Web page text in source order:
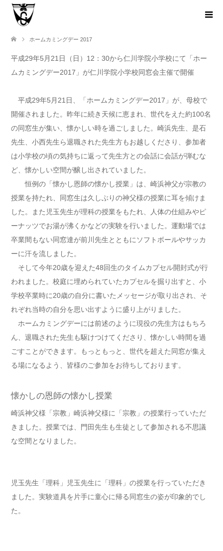
ホームカミングデー 2017
平成29年5月21日（日）12：30から仁川学院小学校にて「ホー
ムカミングデー2017」が仁川学院小学校同窓会主催で開催
平成29年5月21日、「ホームカミングデー2017」が、母校で
開催されました。昨年に続き天候に恵まれ、世代をえた約100名
の同窓生が集い、懐かしい時を過ごしました。崎浜先生、是石
先生、小西先生ら退職された先生方もお越しくださり、参加者
は小学校の頃の気持ちに返って先生方との会話に会話が弾むな
ど、懐かしい空間が醸し出されていました。
恒例の「懐かし恩師の懐かし授業」は、崎浜神父が宗教の
授業を持たれ、同窓生は久しぶりの神父様の授業に耳を傾けま
した。また児玉先生が理科の授業をもたれ、人体の仕組みやピ
ーナッツでお湯が沸くかなどの実験を行いました。運動場では
卒業間もない同窓達が前川先生とともにソフトボールやサッカ
ーに汗を流しました。
そして今年20歳を迎えた48回生のタイムカプセル開封式が行
われました。校庭に埋められていたカプセルを掘り出すと、小
学校卒業時に20歳の自分に書いたメッセージが取り出され、そ
れぞれ当時の自分を思い出すように盛り上がりました。
ホームカミングデーには前述のように現役の先生方はもちろ
ん、退職された先生も駆けつけてくださり、懐かしい時間を過
ごすことができます。もっともっと、世代を超えた同窓が集え
る場になるよう、皆様のご参加をお待ちしております。
懐かしの恩師の懐かし授業
崎浜神父様「宗教」崎浜神父様に「宗教」の授業行っていただ
きました。授業では、門田先生も生徒として参加される不思議
な空間となりました。
児玉先生「理科」児玉先生に「理科」の授業を行っていただき
ました。実験道具を片手に童心に帰る同窓生の姿が印象的でし
た。